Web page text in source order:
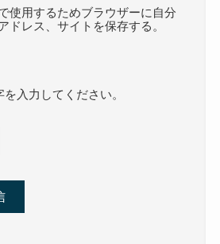
使用するためブラウザーに自分
ドレス、サイトを保存する。
入力してください。